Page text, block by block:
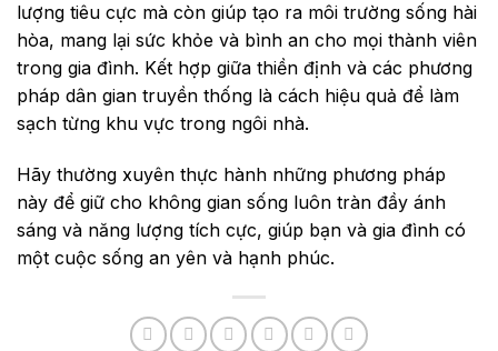
lượng tiêu cực mà còn giúp tạo ra môi trường sống hài
hòa, mang lại sức khỏe và bình an cho mọi thành viên
trong gia đình. Kết hợp giữa thiền định và các phương
pháp dân gian truyền thống là cách hiệu quả để làm
sạch từng khu vực trong ngôi nhà.
Hãy thường xuyên thực hành những phương pháp
này để giữ cho không gian sống luôn tràn đầy ánh
sáng và năng lượng tích cực, giúp bạn và gia đình có
một cuộc sống an yên và hạnh phúc.